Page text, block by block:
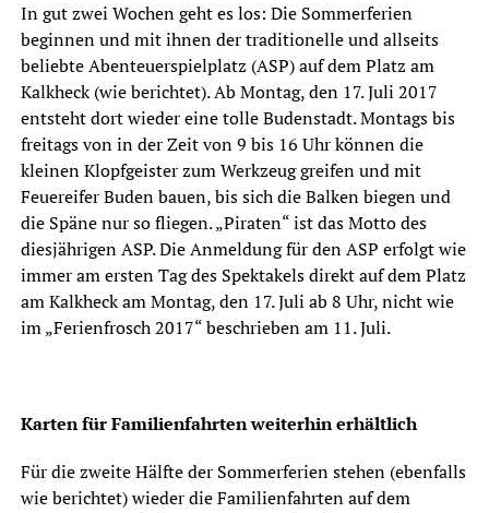
In gut zwei Wochen geht es los: Die Sommerferien
beginnen und mit ihnen der traditionelle und allseits
beliebte Abenteuerspielplatz (ASP) auf dem Platz am
Kalkheck (wie berichtet). Ab Montag, den 17. Juli 2017
entsteht dort wieder eine tolle Budenstadt. Montags bis
freitags von in der Zeit von 9 bis 16 Uhr können die
kleinen Klopfgeister zum Werkzeug greifen und mit
Feuereifer Buden bauen, bis sich die Balken biegen und
die Späne nur so fliegen. „Piraten“ ist das Motto des
diesjährigen ASP. Die Anmeldung für den ASP erfolgt wie
immer am ersten Tag des Spektakels direkt auf dem Platz
am Kalkheck am Montag, den 17. Juli ab 8 Uhr, nicht wie
im „Ferienfrosch 2017“ beschrieben am 11. Juli.
Karten für Familienfahrten weiterhin erhältlich
Für die zweite Hälfte der Sommerferien stehen (ebenfalls
wie berichtet) wieder die Familienfahrten auf dem